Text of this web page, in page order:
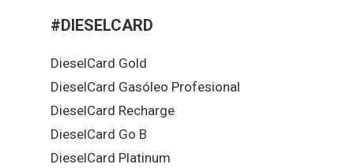
#DIESELCARD
DieselCard Gold
DieselCard Gasóleo Profesional
DieselCard Recharge
DieselCard Go B
DieselCard Platinum